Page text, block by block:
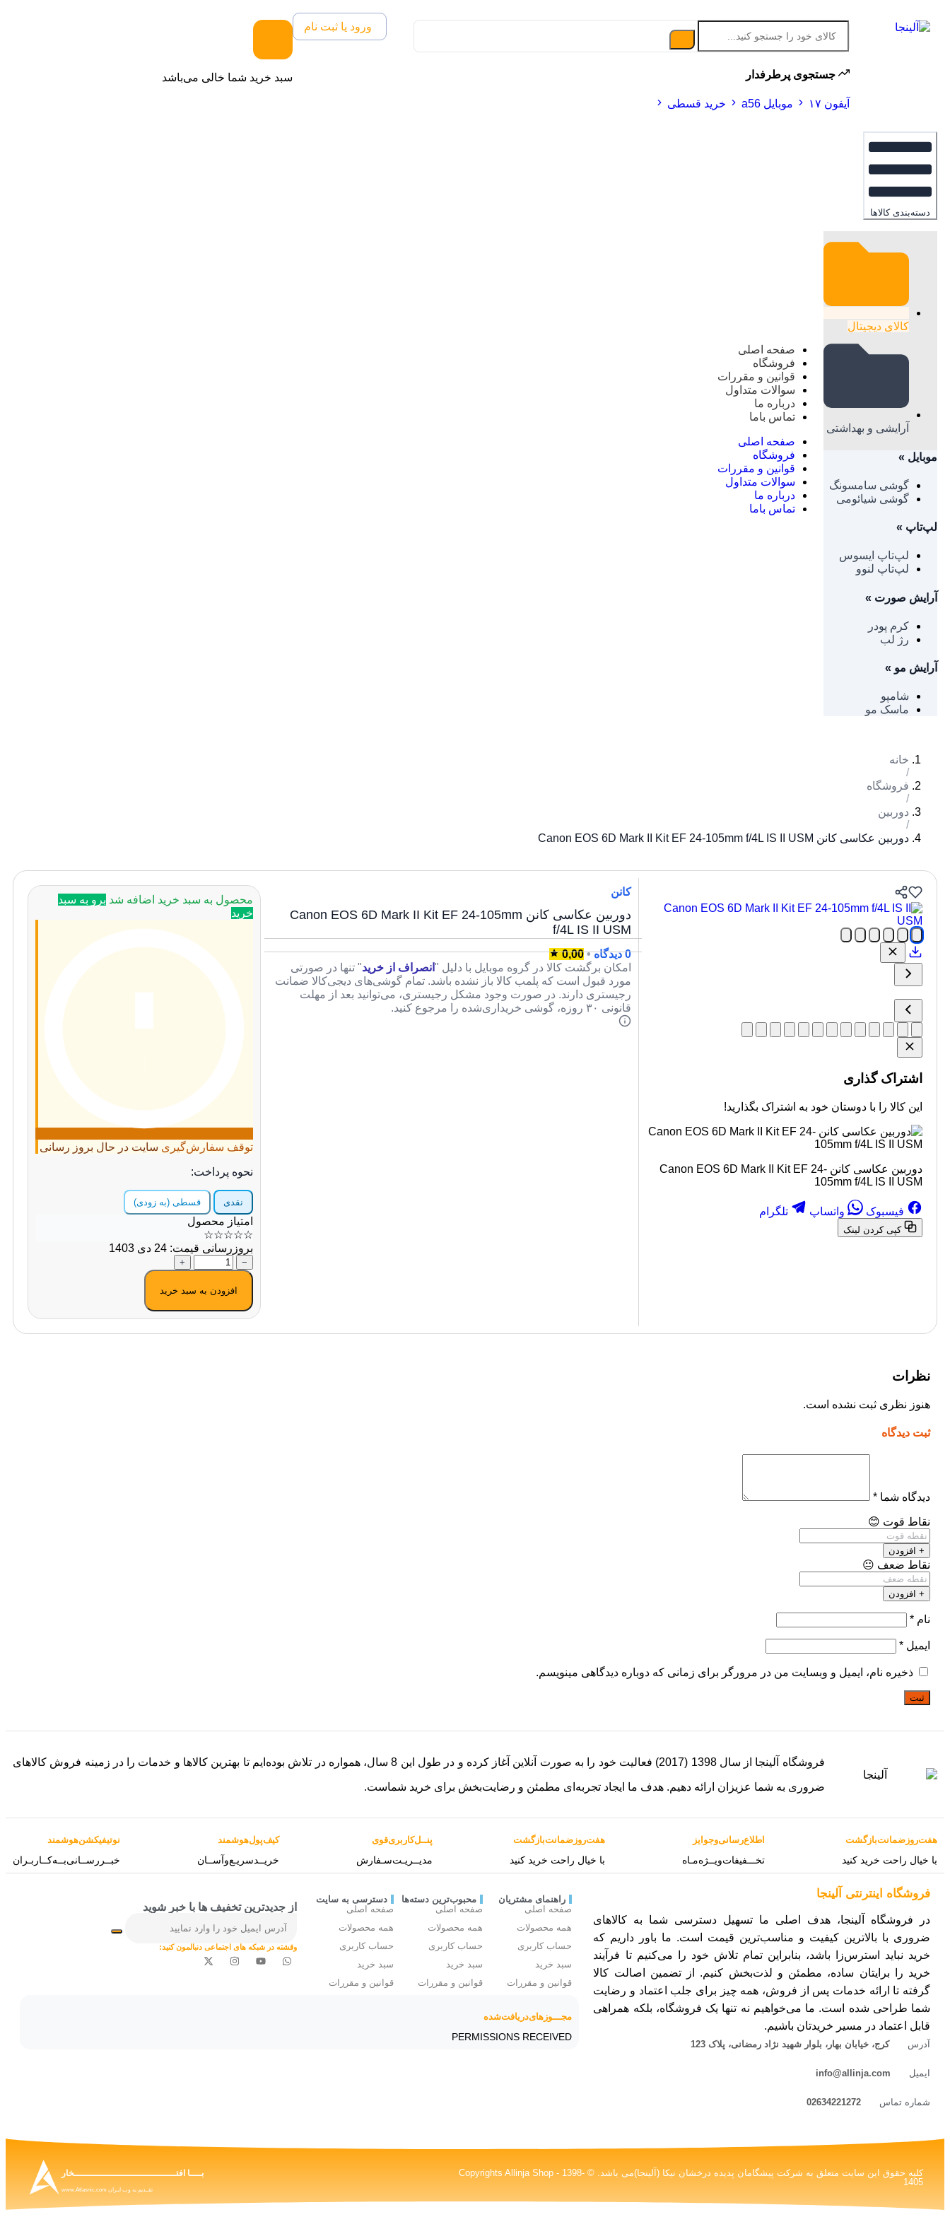
جستجوی پرطرفدار
آیفون ۱۷ موبایل a56 خرید قسطی
ورود یا ثبت نام
سبد خرید شما خالی می‌باشد
دسته‌بندی کالاها
کالای دیجیتال
آرایشی و بهداشتی
موبایل »
گوشی سامسونگ
گوشی شیائومی
لپ‌تاپ »
لپ‌تاپ ایسوس
لپ‌تاپ لنوو
آرایش صورت »
کرم پودر
رژ لب
آرایش مو »
شامپو
ماسک مو
صفحه اصلی
فروشگاه
قوانین و مقررات
سوالات متداول
درباره ما
تماس باما
صفحه اصلی
فروشگاه
قوانین و مقررات
سوالات متداول
درباره ما
تماس باما
خانه
/
فروشگاه
/
دوربین
/
دوربین عکاسی کانن Canon EOS 6D Mark II Kit EF 24-105mm f/4L IS II USM
اشتراک گذاری
این کالا را با دوستان خود به اشتراک بگذارید!
دوربین عکاسی کانن Canon EOS 6D Mark II Kit EF 24-
105mm f/4L IS II USM
فیسبوک واتساپ تلگرام
کپی کردن لینک
کانن
دوربین عکاسی کانن Canon EOS 6D Mark II Kit EF 24-105mm
f/4L IS II USM
0 دیدگاه •
0,00
امکان برگشت کالا در گروه موبایل با دلیل "انصراف از خرید" تنها در صورتی
مورد قبول است که پلمب کالا باز نشده باشد. تمام گوشی‌های دیجی‌کالا ضمانت
رجیستری دارند. در صورت وجود مشکل رجیستری، می‌توانید بعد از مهلت
قانونی ۳۰ روزه، گوشی خریداری‌شده را مرجوع کنید.
محصول به سبد خرید اضافه شد برو به سبد
خرید
توقف سفارش‌گیری سایت در حال بروز رسانی
نحوه پرداخت:
نقدی قسطی (به زودی)
امتیاز محصول
☆
☆
☆
☆
☆
بروزرسانی قیمت: 24 دی 1403
−
+
افزودن به سبد خرید
نظرات
هنوز نظری ثبت نشده است.
ثبت دیدگاه
دیدگاه شما *
نقاط قوت 😊
+ افزودن
نقاط ضعف 😐
+ افزودن
نام *
ایمیل *
ذخیره نام، ایمیل و وبسایت من در مرورگر برای زمانی که دوباره دیدگاهی مینویسم.
ثبت
فروشگاه آلینجا از سال 1398 (2017) فعالیت خود را به صورت آنلاین آغاز کرده و در طول این 8 سال، همواره در تلاش بوده‌ایم تا بهترین کالاها و خدمات را در زمینه فروش کالاهای
ضروری به شما عزیزان ارائه دهیم. هدف ما ایجاد تجربه‌ای مطمئن و رضایت‌بخش برای خرید شماست.
هفت‌روز‌ضمانت‌بازگشت
با خیال راحت خرید کنید
اطلاع‌رسانی‌و‌جوایز
تخـــفیفات‌ویــژه‌مـاه
هفت‌روز‌ضمانت‌بازگشت
با خیال راحت خرید کنید
پنــل‌کاربری‌قوی
مدیــریـت‌سـفارش
کیف‌پول‌هوشمند
خریــد‌سریـع‌و‌آســان
نوتیفیکشن‌هوشمند
خبــررســانی‌بــه‌کــاربـران
فروشگاه‌ اینترنتی‌ آلینجا
در فروشگاه آلینجا، هدف اصلی ما تسهیل دسترسی شما به کالاهای
ضروری با بالاترین کیفیت و مناسب‌ترین قیمت است. ما باور داریم که
خرید نباید استرس‌زا باشد، بنابراین تمام تلاش خود را می‌کنیم تا فرآیند
خرید را برایتان ساده، مطمئن و لذت‌بخش کنیم. از تضمین اصالت کالا
گرفته تا ارائه خدمات پس از فروش، همه چیز برای جلب اعتماد و رضایت
شما طراحی شده است. ما می‌خواهیم نه تنها یک فروشگاه، بلکه همراهی
قابل اعتماد در مسیر خریدتان باشیم.
آدرس کرج، خیابان بهار، بلوار شهید نژاد رمضانی، پلاک 123
ایمیل info@allinja.com
شماره تماس 02634221272
راهنمای مشتریان
صفحه اصلی
همه محصولات
حساب کاربری
سبد خرید
قوانین و مقررات
محبوب‌ترین دسته‌ها
صفحه اصلی
همه محصولات
حساب کاربری
سبد خرید
قوانین و مقررات
دسترسی به سایت
صفحه اصلی
همه محصولات
حساب کاربری
سبد خرید
قوانین و مقررات
از جدیدترین تخفیف ها با خبر شوید
وقشته در شبکه های اجتماعی دنبالمون کنید:
مجـــوز‌های‌دریافت‌شده
PERMISSIONS RECEIVED
کلیه حقوق این سایت متعلق به شرکت پیشگامان پدیده درخشان نیکا (آلینجا)می باشد. © Copyrights Allinja Shop - 1398-
1405
بــــا افتــــــــــــــــــــــــــــــــــــخار
تقــدیم به وب ایـران www.Atlasnic.com